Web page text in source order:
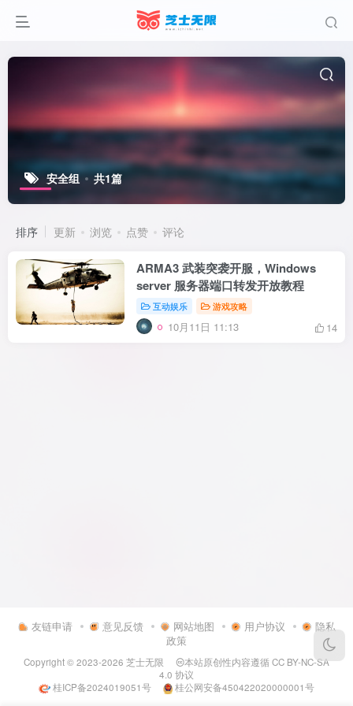
安全组 共1篇
排序 更新 浏览 点赞 评论
ARMA3 武装突袭开服，Windows
server 服务器端口转发开放教程
互动娱乐 游戏攻略
10月11日 11:13 14
友链申请 意见反馈 网站地图 用户协议
隐私
政策
Copyright © 2023-2026 芝士无限 本站原创性内容遵循CC BY-NC-SA
4.0 协议
桂ICP备2024019051号
桂公网安备450422020000001号